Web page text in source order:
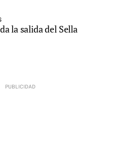
la salida del Sella